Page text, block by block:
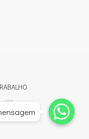
Whatsapp
Whatsapp